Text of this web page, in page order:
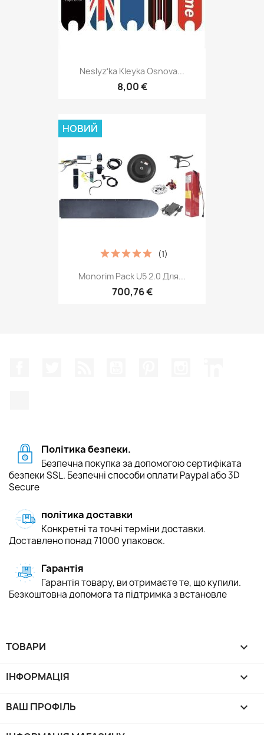
Neslyzʹka Kleyka Osnova...
8,00 €
Monorim Pack U5 2.0 Для...
700,76 €
(1)
НОВИЙ
Політика безпеки.
Безпечна покупка за допомогою сертифіката
безпеки SSL. Безпечні способи оплати Paypal або 3D
Secure
політика доставки
Конкретні та точні терміни доставки.
Доставлено понад 71000 упаковок.
Гарантія
Гарантія товару, ви отримаєте те, що купили.
Безкоштовна допомога та підтримка з встановле
ТОВАРИ 
ІНФОРМАЦІЯ 
ВАШ ПРОФІЛЬ 